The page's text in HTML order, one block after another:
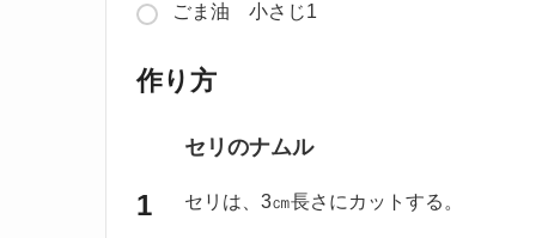
ごま油 小さじ1
作り方
セリのナムル
セリは、3㎝長さにカットする。